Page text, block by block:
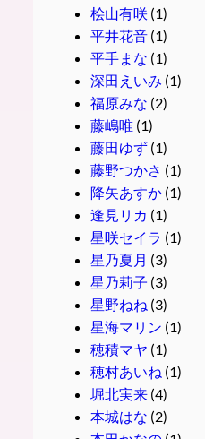
桧山有咲(1)
平井花音(1)
平手まな (1)
深田えいみ (1)
福原みな (2)
藤嶋唯(1)
藤田ゆず(1)
藤野つかさ (1)
降矢あすか(1)
逢見リカ (1)
星咲セイラ (1)
星乃夏月 (3)
星乃莉子 (3)
星野ねね (3)
星海マリン (1)
穂積マヤ (1)
穂村あいね (1)
堀北実来(4)
本城はな (2)